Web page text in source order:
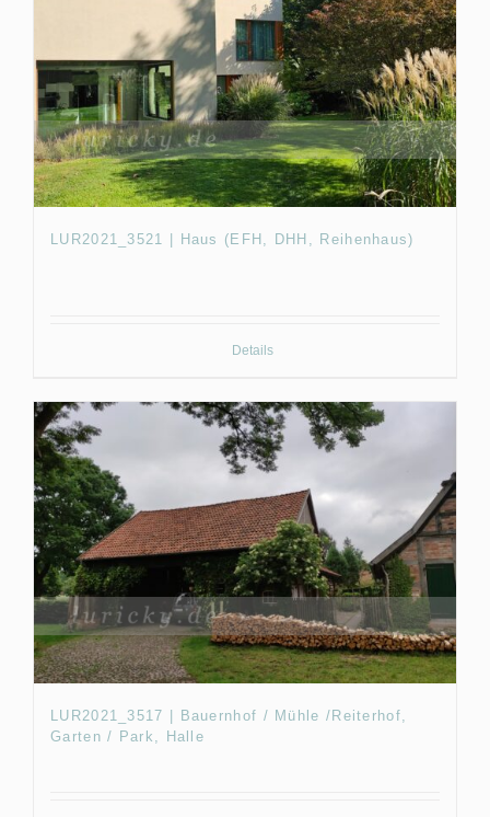
LUR2021_3521 | Haus (EFH, DHH, Reihenhaus)
Details
LUR2021_3517 | Bauernhof / Mühle /Reiterhof,
Garten / Park, Halle